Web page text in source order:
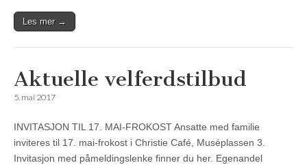
Les mer →
Aktuelle velferdstilbud
5. mai 2017
INVITASJON TIL 17. MAI-FROKOST Ansatte med familie
inviteres til 17. mai-frokost i Christie Café, Muséplassen 3.
Invitasjon med påmeldingslenke finner du her. Egenandel